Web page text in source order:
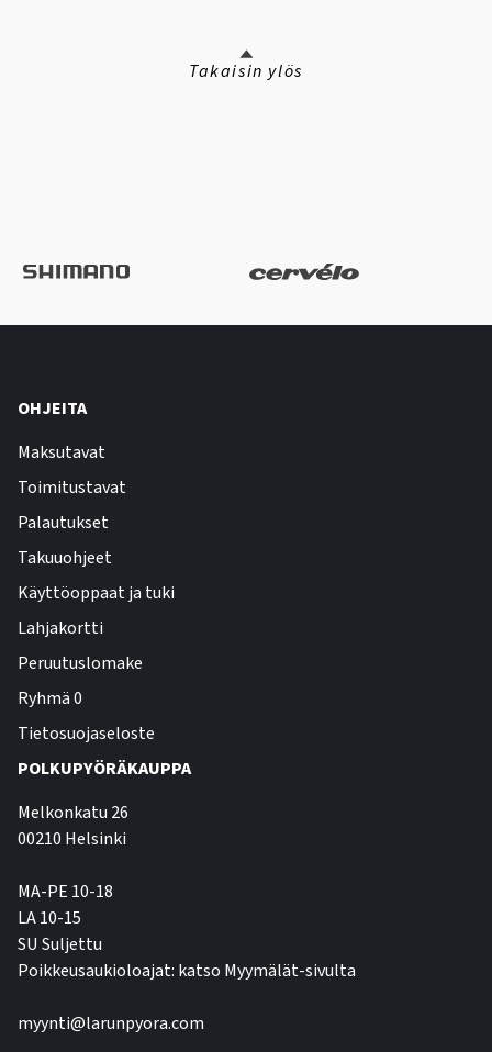
Takaisin ylös
OHJEITA
Maksutavat
Toimitustavat
Palautukset
Takuuohjeet
Käyttöoppaat ja tuki
Lahjakortti
Peruutuslomake
Ryhmä 0
Tietosuojaseloste
POLKUPYÖRÄKAUPPA
Melkonkatu 26
00210 Helsinki
MA-PE 10-18
LA 10-15
SU Suljettu
Poikkeusaukioloajat: katso Myymälät-sivulta
myynti@larunpyora.com